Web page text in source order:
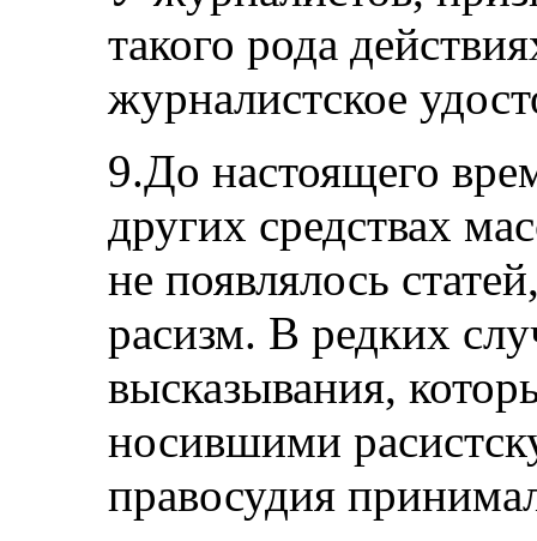
такого рода
журналистское
9.До настоящего
других средствах
не появлялось
расизм. В редких
высказывания,
носившими
правосудия